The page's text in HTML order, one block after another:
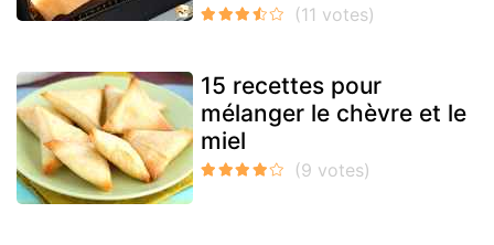
15 recettes pour
mélanger le chèvre et le
miel